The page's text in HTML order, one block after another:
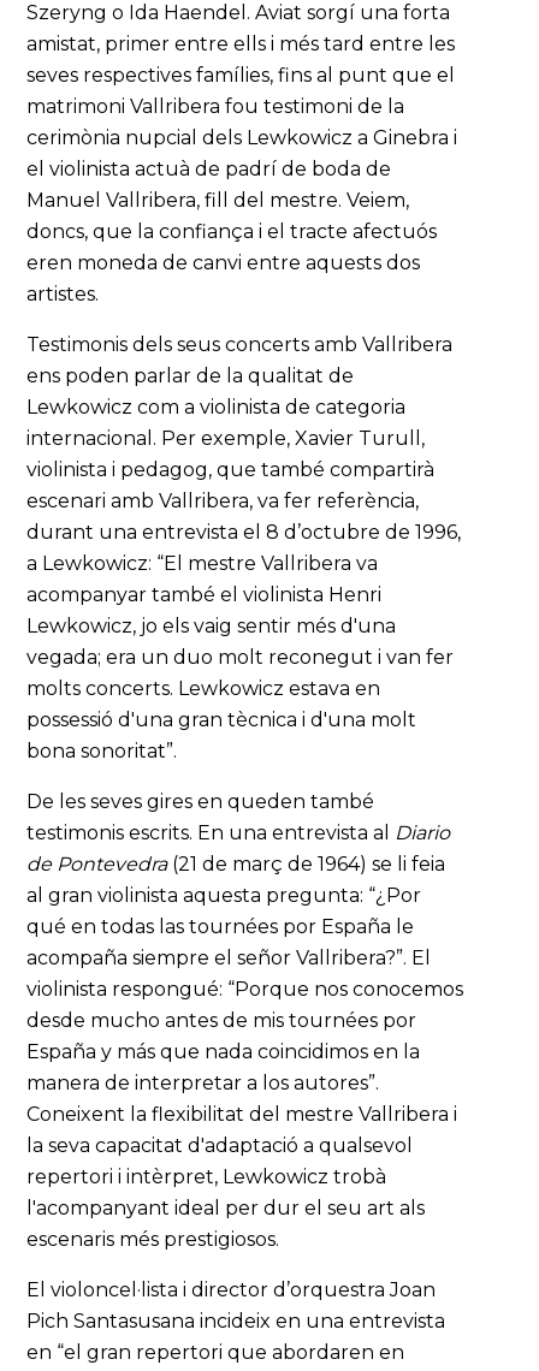
Szeryng o Ida Haendel. Aviat sorgí una forta
amistat, primer entre ells i més tard entre les
seves respectives famílies, fins al punt que el
matrimoni Vallribera fou testimoni de la
cerimònia nupcial dels Lewkowicz a Ginebra i
el violinista actuà de padrí de boda de
Manuel Vallribera, fill del mestre. Veiem,
doncs, que la confiança i el tracte afectuós
eren moneda de canvi entre aquests dos
artistes.
Testimonis dels seus concerts amb Vallribera
ens poden parlar de la qualitat de
Lewkowicz com a violinista de categoria
internacional. Per exemple, Xavier Turull,
violinista i pedagog, que també compartirà
escenari amb Vallribera, va fer referència,
durant una entrevista el 8 d’octubre de 1996,
a Lewkowicz: “El mestre Vallribera va
acompanyar també el violinista Henri
Lewkowicz, jo els vaig sentir més d'una
vegada; era un duo molt reconegut i van fer
molts concerts. Lewkowicz estava en
possessió d'una gran tècnica i d'una molt
bona sonoritat”.
De les seves gires en queden també
testimonis escrits. En una entrevista al Diario
de Pontevedra(21 de març de 1964) se li feia
al gran violinista aquesta pregunta: “¿Por
qué en todas las tournées por España le
acompaña siempre el señor Vallribera?”. El
violinista respongué: “Porque nos conocemos
desde mucho antes de mis tournées por
España y más que nada coincidimos en la
manera de interpretar a los autores”.
Coneixent la flexibilitat del mestre Vallribera i
la seva capacitat d'adaptació a qualsevol
repertori i intèrpret, Lewkowicz trobà
l'acompanyant ideal per dur el seu art als
escenaris més prestigiosos.
El violoncel·lista i director d’orquestra Joan
Pich Santasusana incideix en una entrevista
en “el gran repertori que abordaren en